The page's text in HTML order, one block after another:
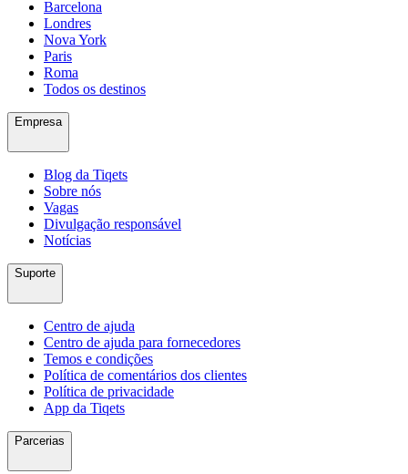
Barcelona
Londres
Nova York
Paris
Roma
Todos os destinos
Empresa
Blog da Tiqets
Sobre nós
Vagas
Divulgação responsável
Notícias
Suporte
Centro de ajuda
Centro de ajuda para fornecedores
Temos e condições
Política de comentários dos clientes
Política de privacidade
App da Tiqets
Parcerias